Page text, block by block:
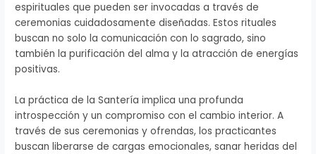
espirituales que pueden ser invocadas a través de
ceremonias cuidadosamente diseñadas. Estos rituales
buscan no solo la comunicación con lo sagrado, sino
también la purificación del alma y la atracción de energías
positivas.
La práctica de la Santería implica una profunda
introspección y un compromiso con el cambio interior. A
través de sus ceremonias y ofrendas, los practicantes
buscan liberarse de cargas emocionales, sanar heridas del